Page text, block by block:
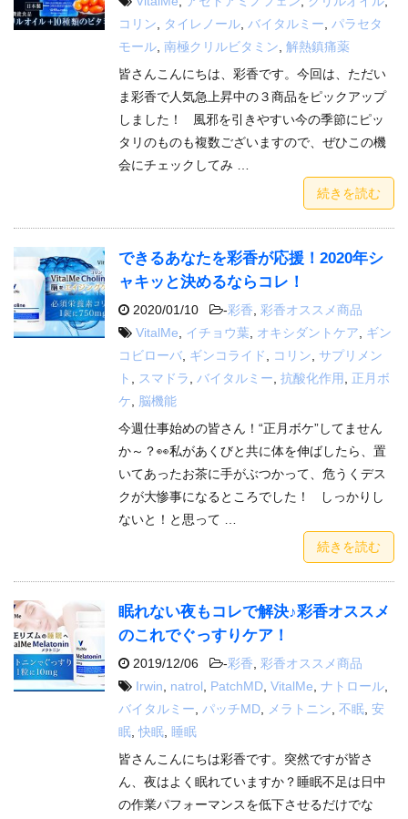
コリン, タイレノール, バイタルミー, パラセタ
モール, 南極クリルビタミン, 解熱鎮痛薬
皆さんこんにちは、彩香です。今回は、ただい
ま彩香で人気急上昇中の３商品をピックアップ
しました！ 風邪を引きやすい今の季節にピッ
タリのものも複数ございますので、ぜひこの機
会にチェックしてみ …
続きを読む
できるあなたを彩香が応援！2020年シ
ャキッと決めるならコレ！
2020/01/10 -彩香
彩香オススメ商品
VitalMe
イチョウ葉 オキシダントケア
ギン
コビローバ ギンコライド コリン サプリメン
ト
スマドラ バイタルミー 抗酸化作用
正月ボ
ケ
脳機能
今週仕事始めの皆さん！“正月ボケ”してません
か～？👀私があくびと共に体を伸ばしたら、置
いてあったお茶に手がぶつかって、危うくデス
クが大惨事になるところでした！ しっかりし
ないと！と思って …
続きを読む
眠れない夜もコレで解決♪彩香オススメ
のこれでぐっすりケア！
2019/12/06 -彩香, 彩香オススメ商品
Irwin, natrol, PatchMD, VitalMe, ナトロール,
バイタルミー, パッチMD, メラトニン, 不眠, 安
眠,快眠, 睡眠
皆さんこんにちは彩香です。突然ですが皆さ
ん、夜はよく眠れていますか？睡眠不足は日中
の作業パフォーマンスを低下させるだけでな